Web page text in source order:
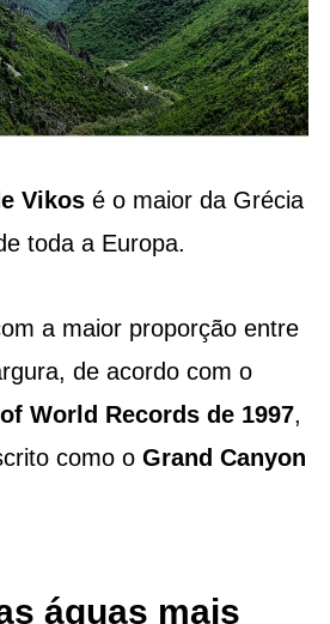
Vikosé o maior da Grécia
toda a Europa.
a maior proporção entre
de acordo com o
World Records de 1997,
como o Grand Canyon
águas mais